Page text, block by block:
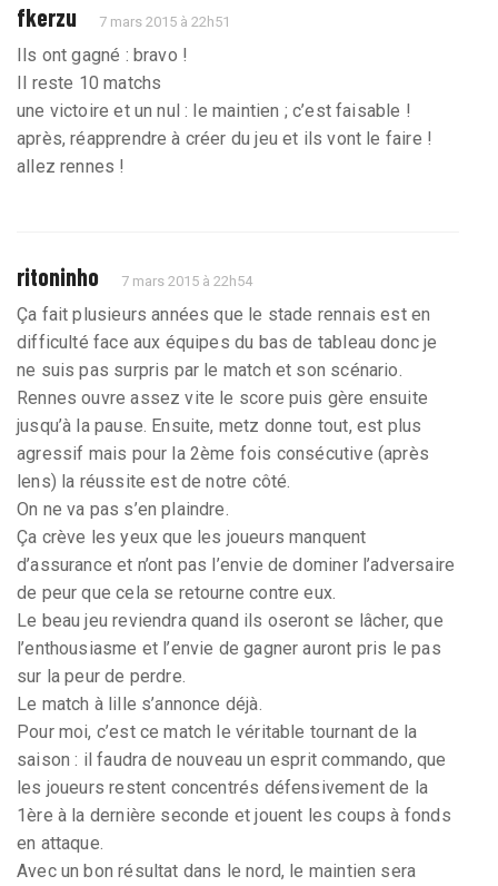
fkerzu 7 mars 2015 à 22h51
Ils ont gagné : bravo !
Il reste 10 matchs
une victoire et un nul : le maintien ; c’est faisable !
après, réapprendre à créer du jeu et ils vont le faire !
allez rennes !
ritoninho 7 mars 2015 à 22h54
Ça fait plusieurs années que le stade rennais est en
difficulté face aux équipes du bas de tableau donc je
ne suis pas surpris par le match et son scénario.
Rennes ouvre assez vite le score puis gère ensuite
jusqu’à la pause. Ensuite, metz donne tout, est plus
agressif mais pour la 2ème fois consécutive (après
lens) la réussite est de notre côté.
On ne va pas s’en plaindre.
Ça crève les yeux que les joueurs manquent
d’assurance et n’ont pas l’envie de dominer l’adversaire
de peur que cela se retourne contre eux.
Le beau jeu reviendra quand ils oseront se lâcher, que
l’enthousiasme et l’envie de gagner auront pris le pas
sur la peur de perdre.
Le match à lille s’annonce déjà.
Pour moi, c’est ce match le véritable tournant de la
saison : il faudra de nouveau un esprit commando, que
les joueurs restent concentrés défensivement de la
1ère à la dernière seconde et jouent les coups à fonds
en attaque.
Avec un bon résultat dans le nord, le maintien sera